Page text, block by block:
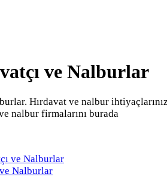
ve Nalburlar
Hırdavat ve nalbur
nalbur firmalarını burada
ve Nalburlar
Nalburlar